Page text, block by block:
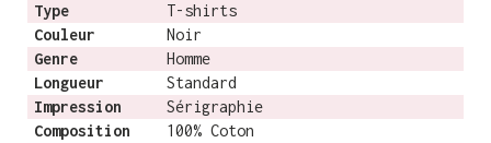
Type
T-shirts
Couleur
Noir
Genre
Homme
Longueur
Standard
Impression
Sérigraphie
Composition
100% Coton